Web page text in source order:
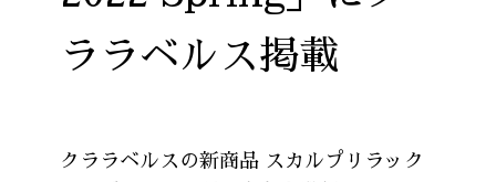
ララベルス掲載
クララベルスの新商品 スカルプリラック